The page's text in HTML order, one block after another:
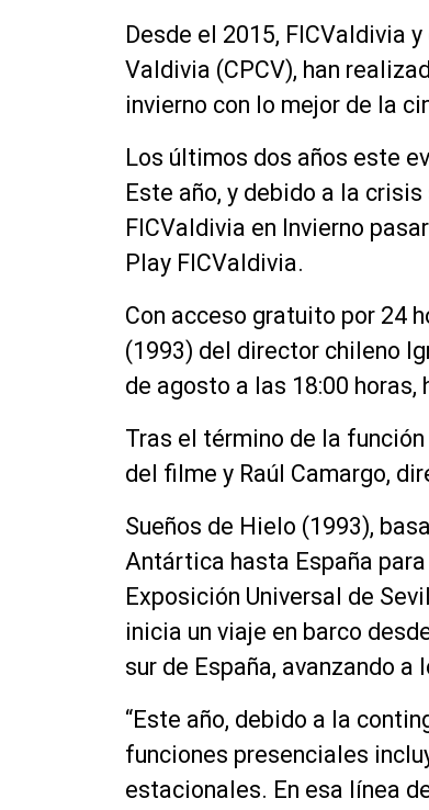
Desde el 2015, FICValdivia
Valdivia (CPCV), han
invierno con lo mejor de la
Los últimos dos años este
Este año, y debido a la
FICValdivia en Invierno
Play FICValdivia.
Con acceso gratuito por 24
(1993) del director chileno
de agosto a las 18:00
Tras el término de la
del filme y Raúl Camargo,
Sueños de Hielo (1993),
Antártica hasta España
Exposición Universal de
inicia un viaje en barco
sur de España, avanzando
“Este año, debido a la
funciones presenciales
estacionales. En esa línea